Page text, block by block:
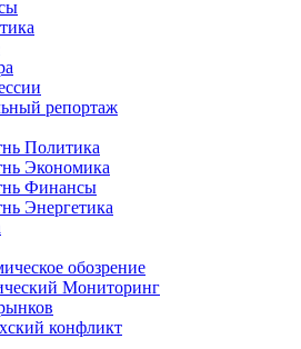
репортаж
Политика
Экономика
Финансы
Энергетика
обозрение
Мониторинг
конфликт